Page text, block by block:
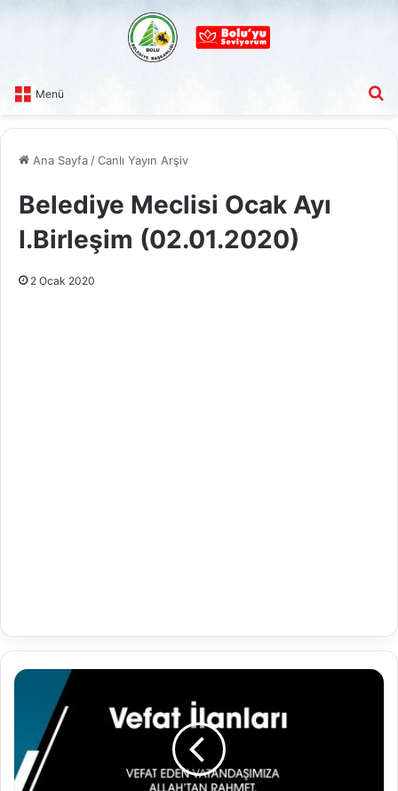
Menü
Ana Sayfa /Canlı Yayın Arşiv
Belediye Meclisi Ocak Ayı
I.Birleşim (02.01.2020)
2 Ocak 2020
02.01.2020
İLANLARI